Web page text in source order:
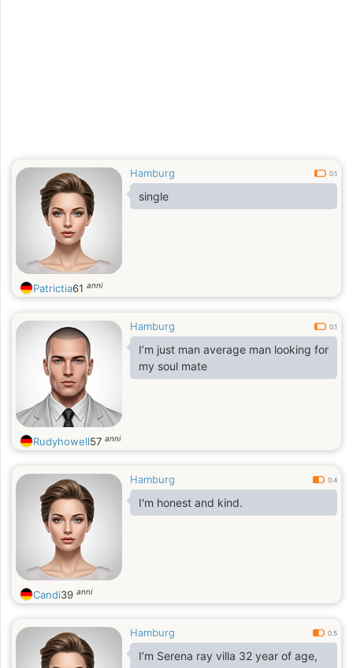
Hamburg 0.1
single
Patrictia61 anni
Hamburg 0.1
I’m just man average man looking for
my soul mate
Rudyhowell57 anni
Hamburg 0.4
I'm honest and kind.
Candi39 anni
Hamburg 0.5
I’m Serena ray villa 32 year of age,